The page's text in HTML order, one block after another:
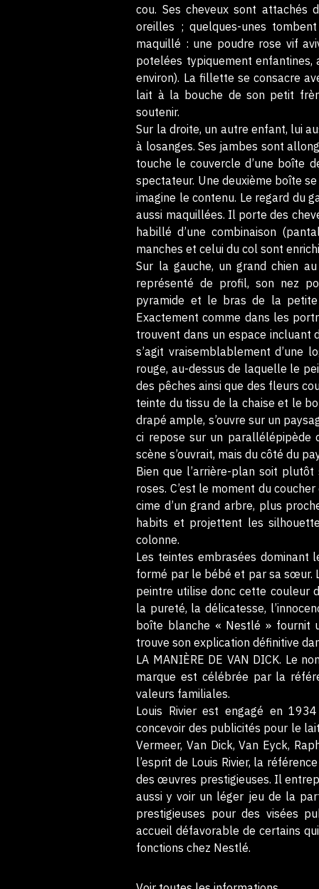
cou. Ses cheveux sont attachés
oreilles ; quelques-unes
maquillé : une poudre rose vif
potelées typiquement enfantines,
environ). La fillette se consacre
lait à la bouche de son petit
soutenir.
Sur la droite, un autre enfant, lui
à losanges. Ses jambes sont
touche le couvercle d’une boîte
spectateur. Une deuxième boîte
imagine le contenu. Le regard du
aussi maquillées. Il porte des
habillé d’une combinaison
manches et celui du col sont
Sur la gauche, un grand chien
représenté de profil, son nez
pyramide et le bras de la
Exactement comme dans les
trouvent dans un espace incluant
s’agit vraisemblablement d’une
rouge, au-dessus de laquelle le
des pêches ainsi que des fleurs
teinte du tissu de la chaise et le
drapé ample, s’ouvre sur un
ci repose sur un parallélépipède
scène s’ouvrait, mais du côté du
Bien que l’arrière-plan soit
roses. C’est le moment du
cime d’un grand arbre, plus
habits et projettent les
colonne.
Les teintes embrasées dominant
formé par le bébé et par sa sœur.
peintre utilise donc cette couleur
la pureté, la délicatesse,
boîte blanche « Nestlé » fournit
trouve son explication définitive
LA MANIÈRE DE VAN DICK. Le
marque est célébrée par la
valeurs familiales.
Louis Rivier est engagé en
concevoir des publicités pour le
Vermeer, Van Dick, Van Eyck,
l’esprit de Louis Rivier, la
des œuvres prestigieuses. Il
aussi y voir un léger jeu de la
prestigieuses pour des visées
accueil défavorable de certains
fonctions chez Nestlé.